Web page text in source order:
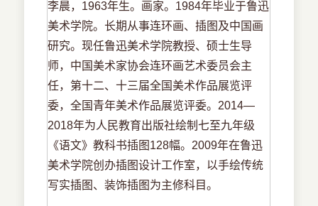
李晨，1963年生。画家。1984年毕业于鲁迅
美术学院。长期从事连环画、插图及中国画
研究。现任鲁迅美术学院教授、硕士生导
师，中国美术家协会连环画艺术委员会主
任，第十二、十三届全国美术作品展览评
委，全国青年美术作品展览评委。2014—
2018年为人民教育出版社绘制七至九年级
《语文》教科书插图128幅。2009年在鲁迅
美术学院创办插图设计工作室，以手绘传统
写实插图、装饰插图为主修科目。